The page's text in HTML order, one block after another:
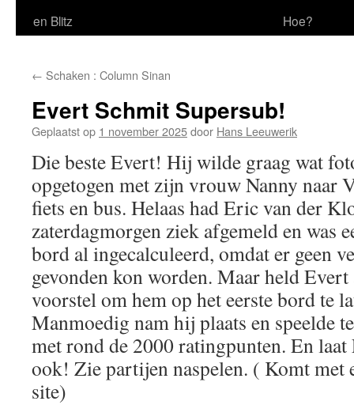
en Blitz
Hoe?
← Schaken : Column Sinan
Evert Schmit Supersub!
Geplaatst op 1 november 2025door Hans Leeuwerik
Die beste Evert! Hij wilde graag wat
opgetogen met zijn vrouw Nanny naar
fiets en bus. Helaas had Eric van der
zaterdagmorgen ziek afgemeld en was
bord al ingecalculeerd, omdat er geen
gevonden kon worden. Maar held Evert
voorstel om hem op het eerste bord te
Manmoedig nam hij plaats en speelde
met rond de 2000 ratingpunten. En
ook! Zie partijen naspelen. ( Komt met
site)